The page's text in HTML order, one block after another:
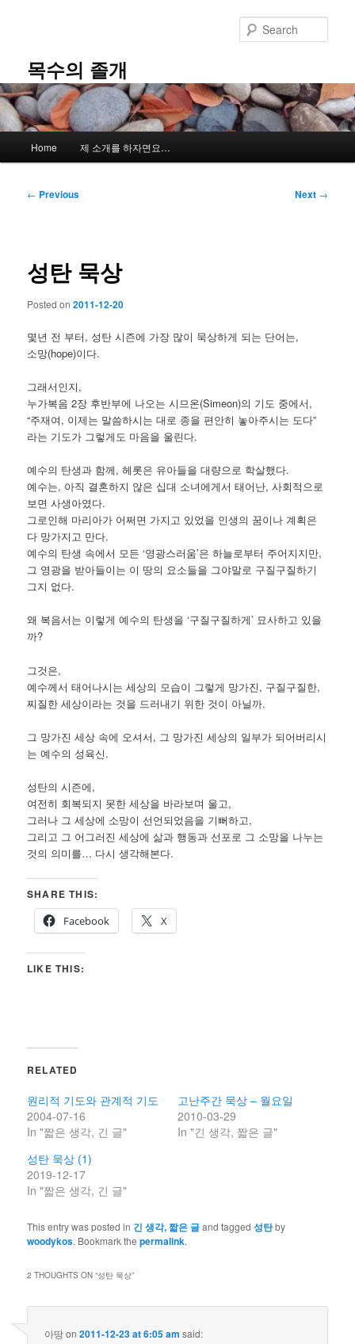
content목수의 졸개
Home 제 소개를 하자면요…
Post
← Previous Next →
성탄 묵상
Posted on2011-12-20
몇년 전 부터, 성탄 시즌에 가장 많이 묵상하게 되는 단어는,
소망(hope)이다.
그래서인지,
누가복음 2장 후반부에 나오는 시므온(Simeon)의 기도 중에서,
“주재여, 이제는 말씀하시는 대로 종을 편안히 놓아주시는 도다”
라는 기도가 그렇게도 마음을 울린다.
예수의 탄생과 함께, 헤롯은 유아들을 대량으로 학살했다.
예수는, 아직 결혼하지 않은 십대 소녀에게서 태어난, 사회적으로
보면 사생아였다.
그로인해 마리아가 어쩌면 가지고 있었을 인생의 꿈이나 계획은
다 망가지고 만다.
예수의 탄생 속에서 모든 ‘영광스러움’은 하늘로부터 주어지지만,
그 영광을 받아들이는 이 땅의 요소들을 그야말로 구질구질하기
그지 없다.
왜 복음서는 이렇게 예수의 탄생을 ‘구질구질하게’ 묘사하고 있을
까?
그것은,
예수께서 태어나시는 세상의 모습이 그렇게 망가진, 구질구질한,
찌질한 세상이라는 것을 드러내기 위한 것이 아닐까.
그 망가진 세상 속에 오셔서, 그 망가진 세상의 일부가 되어버리시
는 예수의 성육신.
성탄의 시즌에,
여전히 회복되지 못한 세상을 바라보며 울고,
그러나 그 세상에 소망이 선언되었음을 기뻐하고,
그리고 그 어그러진 세상에 삶과 행동과 선포로 그 소망을 나누는
것의 의미를… 다시 생각해본다.
SHARE THIS:
Facebook
X
LIKE THIS:
RELATED
원리적 기도와 관계적 기도
2004-07-16
In "짧은 생각, 긴 글"
고난주간 묵상 – 월요일
2010-03-29
In "긴 생각, 짧은 글"
성탄 묵상 (1)
2019-12-17
In "짧은 생각, 긴 글"
This entry was posted in 긴 생각, 짧은 글and tagged성탄by
woodykos. Bookmark thepermalink.
2 THOUGHTS ON “성탄 묵상”
아땅on2011-12-23 at 6:05 am said: